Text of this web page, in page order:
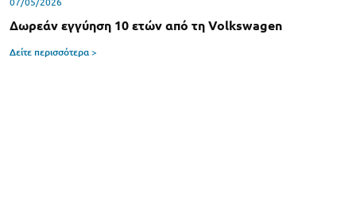
Δωρεάν εγγύηση 10 ετών από τη Volkswagen
Δείτε περισσότερα >